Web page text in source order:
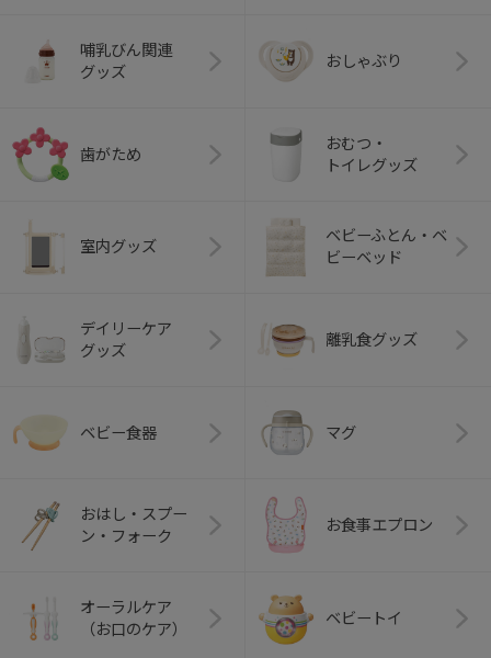
哺乳びん関連
グッズ
おしゃぶり
歯がため
おむつ・
トイレグッズ
室内グッズ
ベビーふとん・ベ
ビーベッド
デイリーケア
グッズ
離乳食グッズ
ベビー食器 マグ
おはし・スプー
ン・フォーク
お食事エプロン
オーラルケア
（お口のケア）
ベビートイ